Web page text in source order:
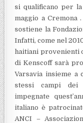
si qualificano per
maggio a Cremona
sostiene la
Infatti, come nel
haitiani provenienti
di Kenscoff sarà
Varsavia insieme a
stessi campi dei
impegnate
italiano è
ANCI –